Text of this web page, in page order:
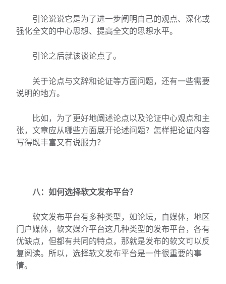
引论说说它是为了进一步阐明自己的观点、深化或
强化全文的中心思想、提高全文的思想水平。
引论之后就该谈论点了。
关于论点与文辞和论证等方面问题，还有一些需要
说明的地方。
比如，为了更好地阐述论点以及论证中心观点和主
张，文章应从哪些方面展开论述问题？怎样把论证内容
写得既丰富又有说服力？
八：如何选择软文发布平台？
软文发布平台有多种类型，如论坛，自媒体，地区
门户媒体，软文媒介平台这几种类型的发布平台，各有
优缺点，但都有共同的特点，那就是发布的软文可以反
复阅读。所以，选择软文发布平台是一件很重要的事
情。